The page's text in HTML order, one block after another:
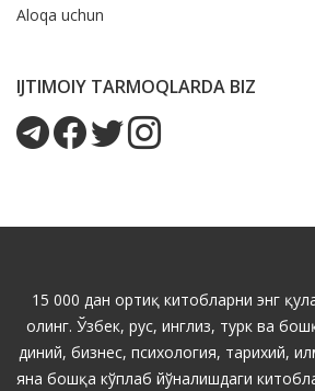
Aloqa uchun
IJTIMOIY TARMOQLARDA BIZ
15 000 дан ортиқ китобларни энг
олинг. Ўзбек, рус, инглиз, турк ва
диний, бизнес, психология, тарихий,
яна бошқа кўплаб йўналишдаги